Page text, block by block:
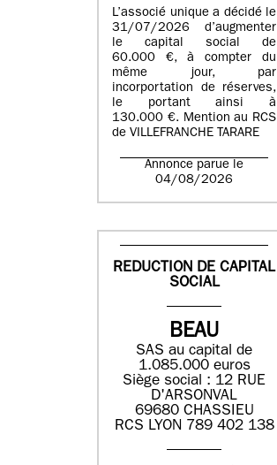
L’associé unique a décidé le
31/07/2026 d’augmenter
le capital social de
60.000 €, à compter du
même jour, par
incorportation de réserves,
le portant ainsi à
130.000 €. Mention au RCS
de VILLEFRANCHE TARARE
Annonce parue le
04/08/2026
REDUCTION DE CAPITAL
SOCIAL
BEAU
SAS au capital de
1.085.000 euros
Siège social : 12 RUE
D'ARSONVAL
69680 CHASSIEU
RCS LYON 789 402 138